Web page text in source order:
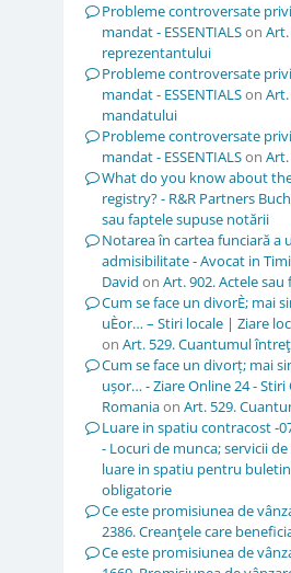
Probleme controversate
mandat - ESSENTIALSon
reprezentantului
Probleme controversate
mandat - ESSENTIALSon
mandatului
Probleme controversate
mandat - ESSENTIALSon
What do you know about
registry? - R&R Partners
sau faptele supuse notării
Notarea în cartea funciară a
admisibilitate - Avocat in
David on Art. 902. Actele
Cum se face un divorÈ; mai
uÈor… – Stiri locale | Ziare
on Art. 529. Cuantumul
Cum se face un divorț; mai
ușor… - Ziare Online 24 - Stiri
Romaniaon Art. 529.
Luare in spatiu contracost -
- Locuri de munca; servicii
luare in spatiu pentru buletin
obligatorie
Ce este promisiunea de
2386. Creanţele care
Ce este promisiunea de